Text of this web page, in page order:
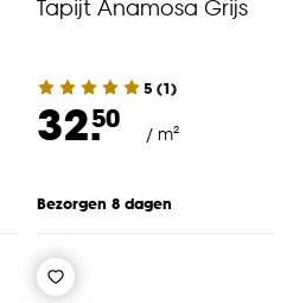
Tapijt Anamosa Grijs
5 (1)
32.50
/ m²
Bezorgen 8 dagen